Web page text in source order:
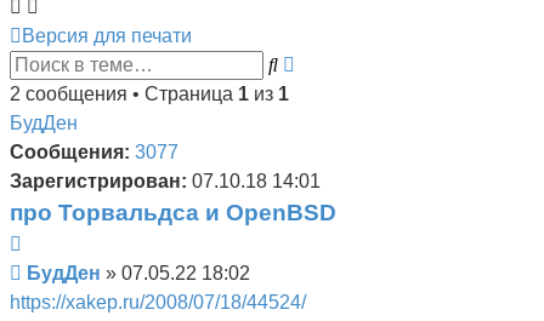
Версия для печати
Поиск
2 сообщения • Страница 1 из 1
БудДен
Сообщения: 3077
Зарегистрирован: 07.10.18 14:01
про Торвальдса и OpenBSD
Сообщение
БудДен » 07.05.22 18:02
https://xakep.ru/2008/07/18/44524/